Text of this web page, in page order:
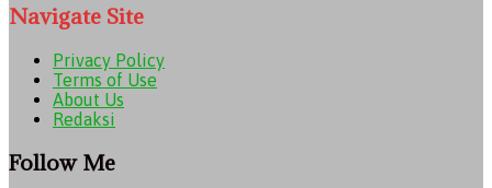
Navigate Site
Privacy Policy
Terms of Use
About Us
Redaksi
Follow Me